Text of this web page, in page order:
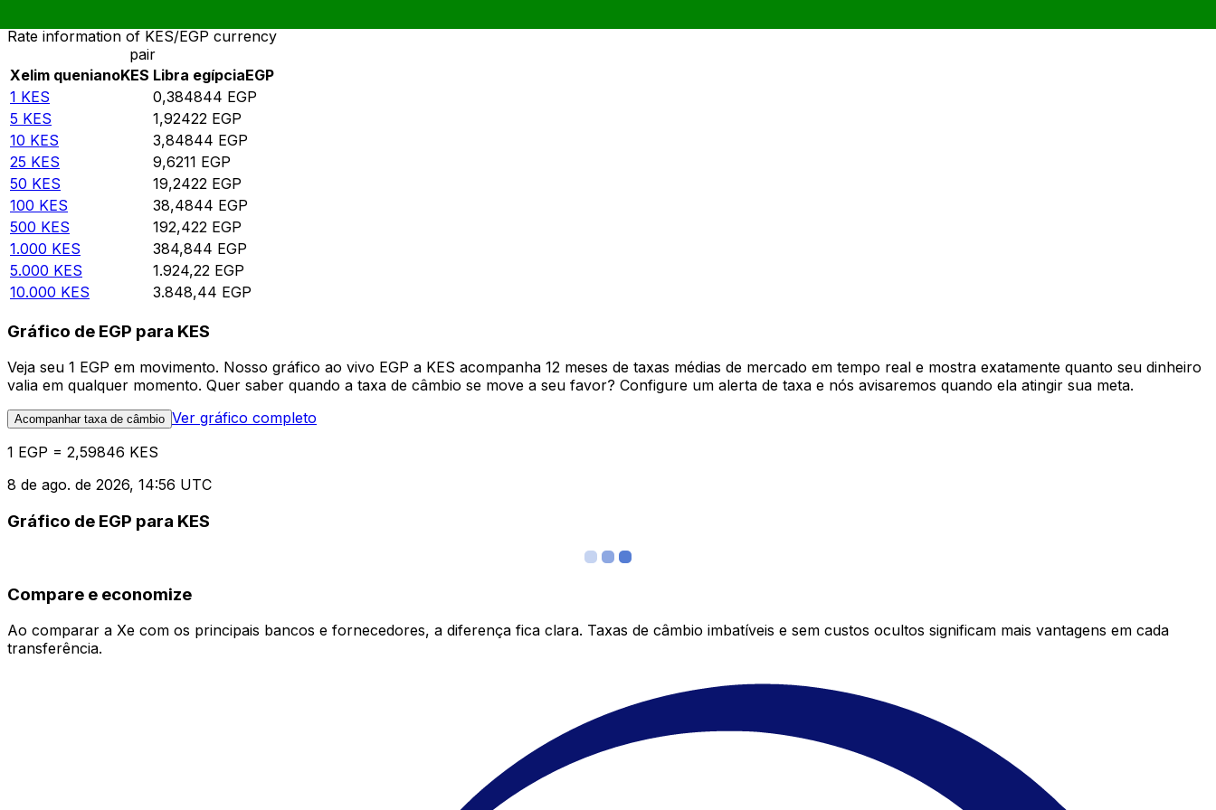
Rate information of KES/EGP currency
pair
Xelim quenianoKES Libra egípciaEGP
1 KES 0,384844 EGP
5 KES 1,92422 EGP
10 KES 3,84844 EGP
25 KES 9,6211 EGP
50 KES 19,2422 EGP
100 KES 38,4844 EGP
500 KES 192,422 EGP
1.000 KES 384,844 EGP
5.000 KES 1.924,22 EGP
10.000 KES 3.848,44 EGP
Gráfico de EGP para KES
Veja seu 1 EGP em movimento. Nosso gráfico ao vivo EGP a KES acompanha 12 meses de taxas médias de mercado em tempo real e mostra exatamente quanto seu dinheiro
valia em qualquer momento. Quer saber quando a taxa de câmbio se move a seu favor? Configure um alerta de taxa e nós avisaremos quando ela atingir sua meta.
Acompanhar taxa de câmbio Ver gráfico completo
1 EGP = 2,59846 KES
8 de ago. de 2026, 14:56 UTC
Gráfico de EGP para KES
Compare e economize
Ao comparar a Xe com os principais bancos e fornecedores, a diferença fica clara. Taxas de câmbio imbatíveis e sem custos ocultos significam mais vantagens em cada
transferência.